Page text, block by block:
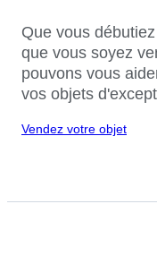
Que vous
que vous soyez
pouvons vous
vos objets
Vendez votre objet